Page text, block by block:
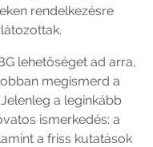
rendelkezésre
lehetőséget ad arra,
megismerd a
a leginkább
ismerkedés: a
a friss kutatások